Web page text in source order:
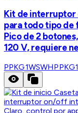
Kit de interruptor
para todo tipo de
Pico de 2
120 V, requiere
PPKG1WSWH